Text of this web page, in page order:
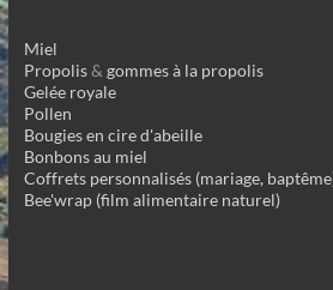
Miel
Propolis& gommes à la propolis
Gelée royale
Pollen
Bougies en cire d'abeille
Bonbons au miel
Coffrets personnalisés (mariage,
Bee'wrap (film alimentaire naturel)